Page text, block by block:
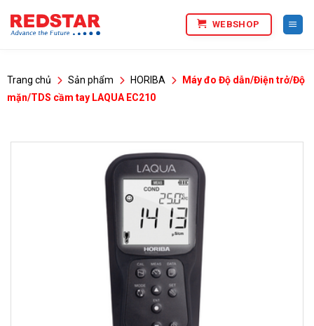
qua
WEBSHOP
Trang chủ Sản phẩm HORIBA
Máy đo Độ dẫn/Điện trở/Độ
mặn/TDS cầm tay LAQUA EC210